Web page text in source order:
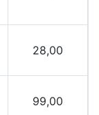
28,00
99,00